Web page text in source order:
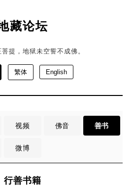
藏论坛
提，地狱未空誓不成佛。
繁体 English
视频 佛音 善书
微博
行善书籍